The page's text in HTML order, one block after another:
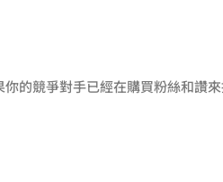
的競爭對手已經在購買粉絲和讚